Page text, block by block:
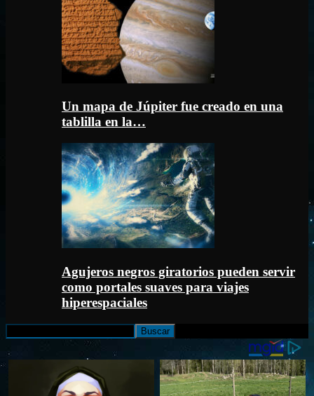
Un mapa de Júpiter fue creado en una
tablilla en la…
Agujeros negros giratorios pueden servir
como portales suaves para viajes
hiperespaciales